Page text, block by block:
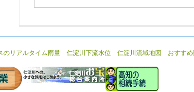
のリアルタイム雨量 仁淀川下流水位 仁淀川流域地図 おすす